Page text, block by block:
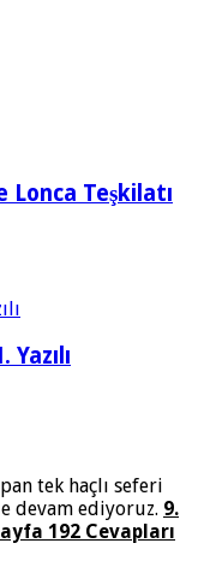
Lonca Teşkilatı
tek haçlı seferi
devam ediyoruz. 9.
192 Cevapları